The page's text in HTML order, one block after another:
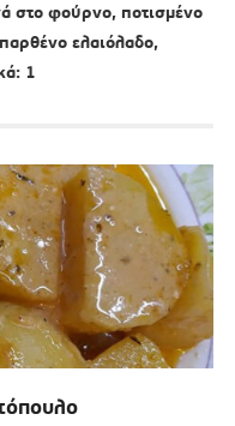
στο φούρνο, ποτισμένο
ελαιόλαδο,
1